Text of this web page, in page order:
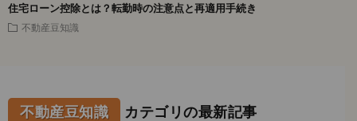
住宅ローン控除とは？転勤時の注意点と再適用手続き
不動産豆知識
不動産豆知識 カテゴリの最新記事